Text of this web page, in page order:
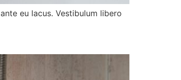
eu lacus. Vestibulum libero